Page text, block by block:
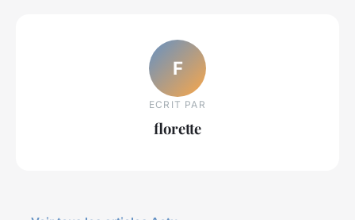
F
ECRIT PAR
florette